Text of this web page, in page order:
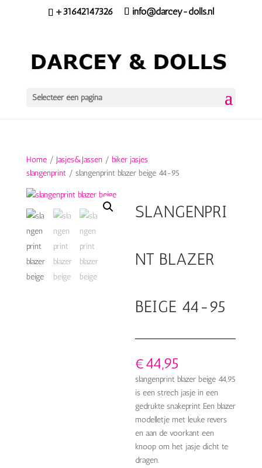
+31642147326 info@darcey-dolls.nl
Selecteer een pagina
Home/ Jasjes&Jassen/ biker jasjes
slangenprint / slangenprint blazer beige 44-95
SLANGENPRI
NT BLAZER
BEIGE 44-95
€44,95
slangenprint blazer beige 44,95
is een strech jasje in een
gedrukte snakeprint Een blazer
modelletje met leuke revers
en aan de voorkant een
knoop om het jasje dicht te
dragen.